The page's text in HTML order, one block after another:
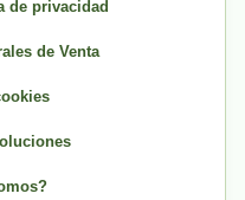
de privacidad
de Venta